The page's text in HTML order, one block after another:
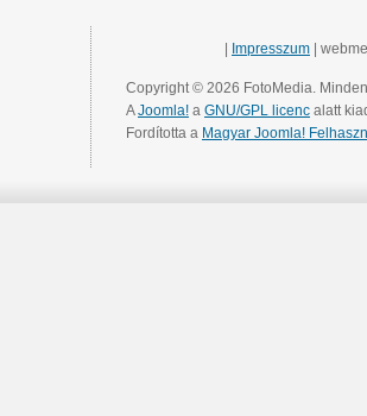
Impresszum |
Copyright © 2026 FotoMedia.
AJoomla! a GNU/GPL licenc alatt
Fordította a Magyar Joomla!